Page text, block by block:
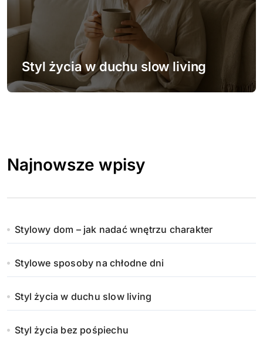
Styl życia w duchu slow living
Najnowsze wpisy
Stylowy dom – jak nadać wnętrzu charakter
Stylowe sposoby na chłodne dni
Styl życia w duchu slow living
Styl życia bez pośpiechu